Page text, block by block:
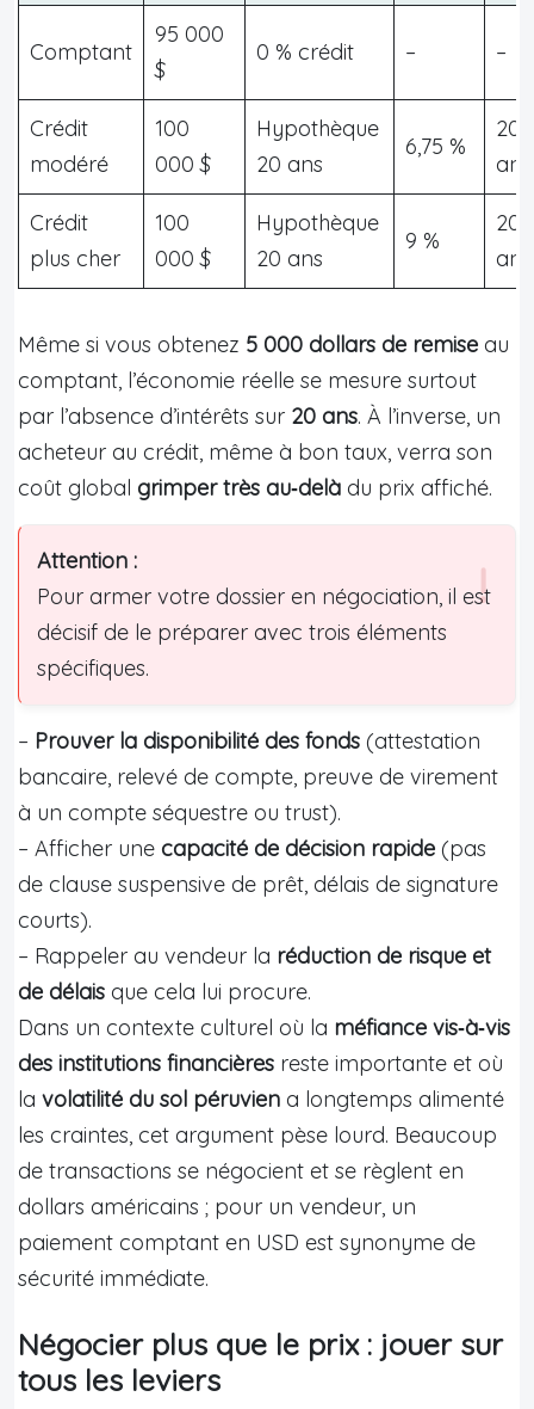
Comptant
95 000
$
0 % crédit – –
Crédit
modéré
100
000 $
Hypothèque
20 ans
6,75 %
20
ans
Crédit
plus cher
100
000 $
Hypothèque
20 ans
9 %
20
ans
Même si vous obtenez 5 000 dollars de remise au
comptant, l’économie réelle se mesure surtout
par l’absence d’intérêts sur 20 ans. À l’inverse, un
acheteur au crédit, même à bon taux, verra son
coût global grimper très au‑delà du prix affiché.
Attention :
Pour armer votre dossier en négociation, il est
décisif de le préparer avec trois éléments
spécifiques.
– Prouver la disponibilité des fonds (attestation
bancaire, relevé de compte, preuve de virement
à un compte séquestre ou trust).
– Afficher une capacité de décision rapide (pas
de clause suspensive de prêt, délais de signature
courts).
– Rappeler au vendeur la réduction de risque et
de délais que cela lui procure.
Dans un contexte culturel où la méfiance vis‑à‑vis
des institutions financières reste importante et où
la volatilité du sol péruvien a longtemps alimenté
les craintes, cet argument pèse lourd. Beaucoup
de transactions se négocient et se règlent en
dollars américains ; pour un vendeur, un
paiement comptant en USD est synonyme de
sécurité immédiate.
Négocier plus que le prix : jouer sur
tous les leviers